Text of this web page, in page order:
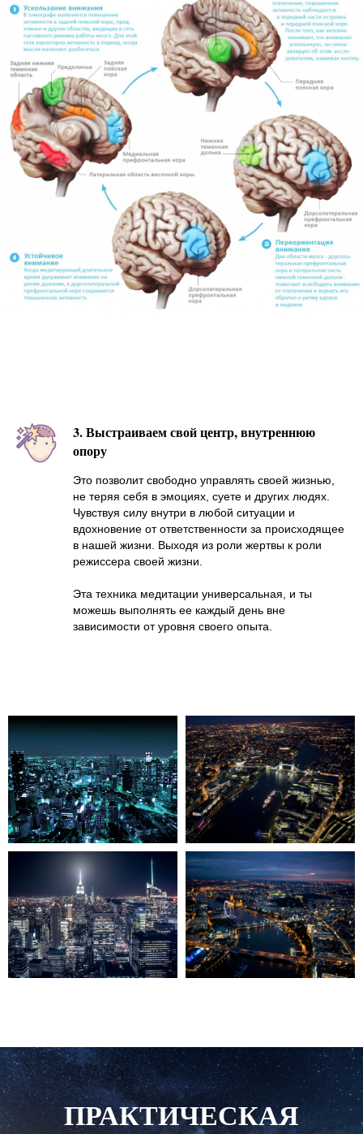
3. Выстраиваем свой центр, внутреннюю
опору
Это позволит свободно управлять своей жизнью,
не теряя себя в эмоциях, суете и других людях.
Чувствуя силу внутри в любой ситуации и
вдохновение от ответственности за происходящее
в нашей жизни. Выходя из роли жертвы к роли
режиссера своей жизни.
Эта техника медитации универсальная, и ты
можешь выполнять ее каждый день вне
зависимости от уровня своего опыта.
ПРАКТИЧЕСКАЯ